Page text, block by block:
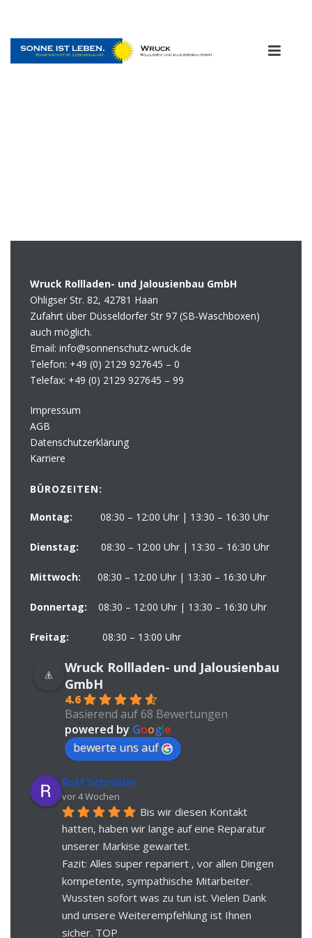
Wruck Rollladen- und Jalousienbau GmbH
Ohligser Str. 82, 42781 Haan
Zufahrt über Düsseldorfer Str 97 (SB-Waschboxen)
auch möglich.
Email: info@sonnenschutz-wruck.de
Telefon: +49 (0) 2129 927645 – 0
Telefax: +49 (0) 2129 927645 – 99
Impressum
AGB
Datenschutzerklärung
Karriere
BÜROZEITEN:
Montag: 08:30 – 12:00 Uhr | 13:30 – 16:30 Uhr
Dienstag: 08:30 – 12:00 Uhr | 13:30 – 16:30 Uhr
Mittwoch: 08:30 – 12:00 Uhr | 13:30 – 16:30 Uhr
Donnertag: 08:30 – 12:00 Uhr | 13:30 – 16:30 Uhr
Freitag: 08:30 – 13:00 Uhr
Wruck Rollladen- und Jalousienbau
GmbH
4.6
Basierend auf 68 Bewertungen
powered by Google
bewerte uns auf
Rolf Schröder
vor 4 Wochen
Bis wir diesen Kontakt
hatten, haben wir lange auf eine Reparatur
unserer Markise gewartet.
Fazit: Alles super repariert , vor allen Dingen
kompetente, sympathische Mitarbeiter.
Wussten sofort was zu tun ist. Vielen Dank
und unsere Weiterempfehlung ist Ihnen
sicher. TOP